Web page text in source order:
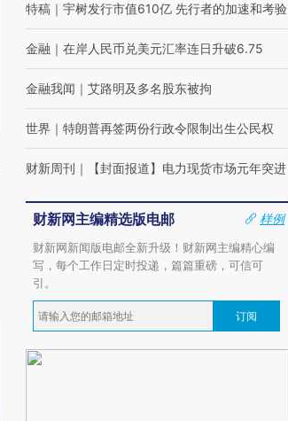
特稿 ｜ 宇树发行市值610亿 先行者的加速和考验
金融 ｜ 在岸人民币兑美元汇率连日升破6.75
金融我闻 ｜ 艾路明及多名股东被拘
世界 ｜ 特朗普再签两份行政令限制出生公民权
财新周刊 ｜ 【封面报道】电力现货市场元年突进
财新网主编精选版电邮
样例
财新网新闻版电邮全新升级！财新网主编精心编
写，每个工作日定时投递，篇篇重磅，可信可
引。
订阅